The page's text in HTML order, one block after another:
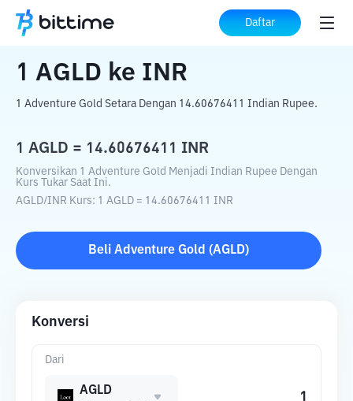
Daftar
Beranda Konverter Kripto INR
1 AGLD ke INR
1 Adventure Gold Setara Dengan 14.60676411 Indian Rupee.
1 AGLD = 14.60676411 INR
Konversikan 1 Adventure Gold Menjadi Indian Rupee Dengan
Kurs Tukar Saat Ini.
AGLD/INR Kurs: 1 AGLD = 14.60676411 INR
Beli Adventure Gold (AGLD)
Konversi
Dari
AGLD